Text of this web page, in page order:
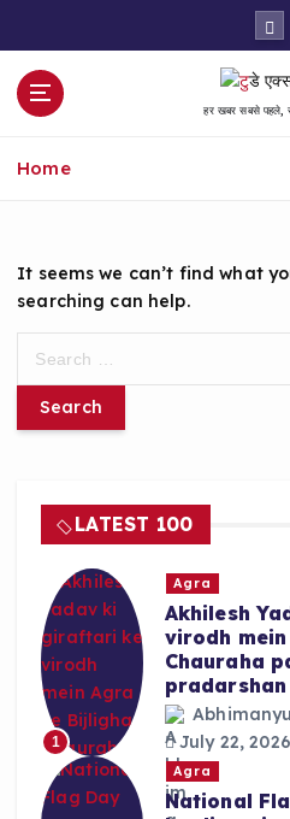
हर खबर सबसे पहले,
Home
It seems we can’t find what
searching can help.
r
LATEST 100
1
Agra
Akhilesh
virodh
Chauraha
pradarshan
July 22, 2026
Agra
National